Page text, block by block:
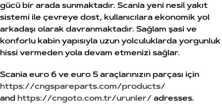
gücü bir arada sunmaktadır. Scania yeni nesil yakıt
sistemi ile çevreye dost, kullanıcılara ekonomik yol
arkadaşı olarak davranmaktadır. Sağlam şasi ve
konforlu kabin yapısıyla uzun yolculuklarda yorgunluk
hissi vermeden yola devam etmenizi sağlar.
Scania euro 6 ve euro 5 araçlarınızın parçası için
https://cngspareparts.com/products/
and https://cngoto.com.tr/urunler/ adresses.